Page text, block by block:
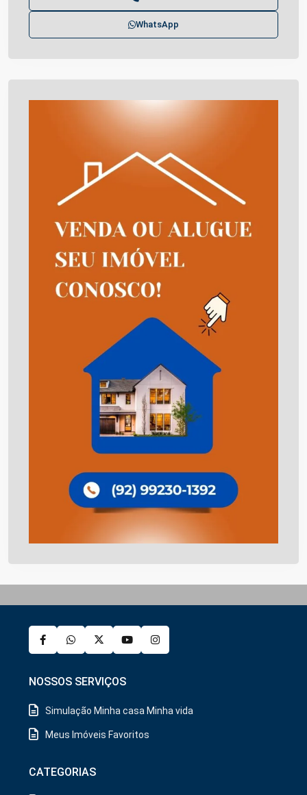
WhatsApp
NOSSOS SERVIÇOS
Simulação Minha casa Minha vida
Meus Imóveis Favoritos
CATEGORIAS